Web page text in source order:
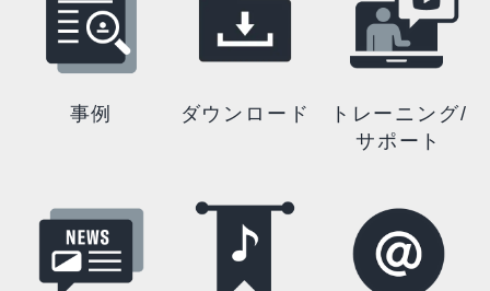
事例 ダウンロード
トレーニング/
サポート